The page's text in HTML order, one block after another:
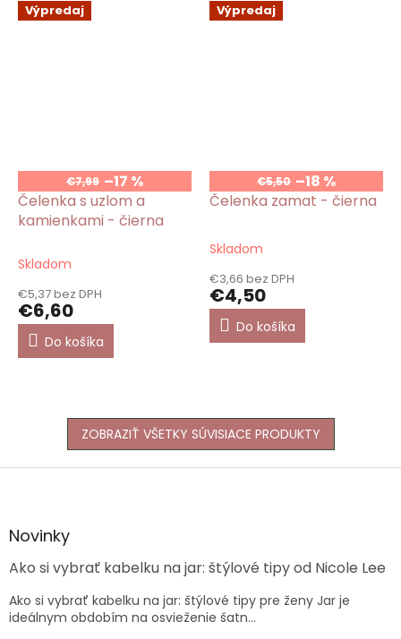
Výpredaj
€7,99 –17 %
Čelenka s uzlom a
kamienkami - čierna
Skladom
€5,37 bez DPH
€6,60
Do košíka
Výpredaj
€5,50 –18 %
Čelenka zamat - čierna
Priemerné
produktu
je
5,0
Skladom
€3,66 bez DPH
€4,50
Do košíka
ZOBRAZIŤ VŠETKY SÚVISIACE PRODUKTY
Z
äNovinky
Ako si vybrať kabelku na jar: štýlové tipy od Nicole Lee
Ako si vybrať kabelku na jar: štýlové tipy pre ženy Jar je
ideálnym obdobím na osvieženie šatn...